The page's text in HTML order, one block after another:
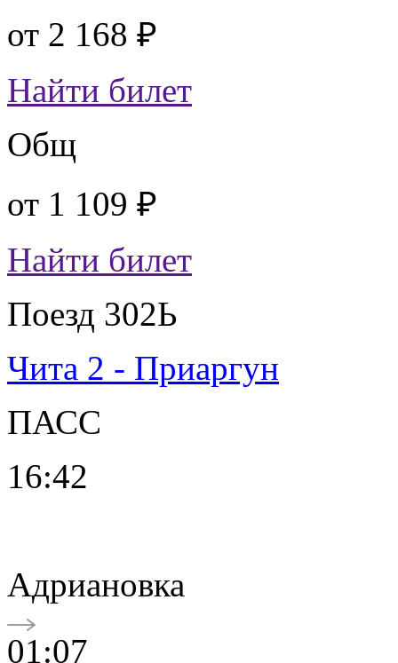
от 2 168 ₽
Найти билет
Общ
от 1 109 ₽
Найти билет
Поезд 302Ь
Чита 2 - Приаргун
ПАСС
16:42
Адриановка
01:07